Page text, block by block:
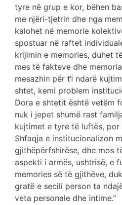
tyre në grup e kor, bëhen
me njëri-tjetrin dhe nga
kalohet në memorie
spostuar në raftet
krijimin e memories, duhet
mes të fakteve dhe
mesazhin për t‘i ndarë
shtet, kemi problem
Dora e shtetit është vetëm
nuk i jepet shumë rast
kujtimet e tyre të luftës, por
Shfaqja e institucionalizon
gjithëpërfshirëse, dhe mos
aspekti i armës, ushtrisë, e
memories së të gjithëve,
gratë e secili person ta
veta personale dhe intime.”